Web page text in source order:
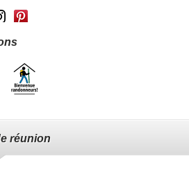
Instagram
réunion